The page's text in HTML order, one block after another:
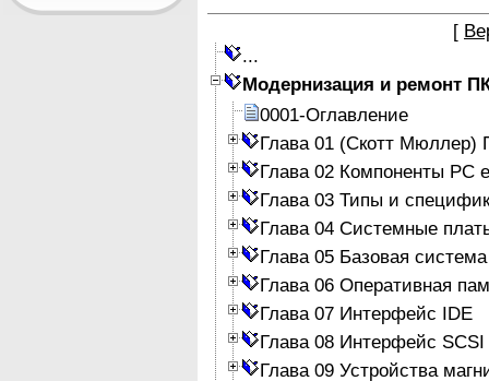
[
Модернизация и ремонт
0001-Оглавление
Глава 01 (Скотт Мюллер)
Глава 02 Компоненты PC
Глава 03 Типы и
Глава 04 Системные
Глава 05 Базовая
Глава 06 Оперативная
Глава 07 Интерфейс IDE
Глава 08 Интерфейс SCSI
Глава 09 Устройства